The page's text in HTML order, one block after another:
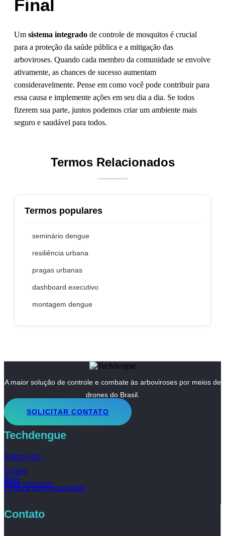
Final
Um sistema integrado de controle de mosquitos é crucial
para a proteção da saúde pública e a mitigação das
arboviroses. Quando cada membro da comunidade se envolve
ativamente, as chances de sucesso aumentam
consideravelmente. Pense em como você pode contribuir para
essa causa e implemente ações em seu dia a dia. Se todos
fizerem sua parte, juntos podemos criar um ambiente mais
seguro e saudável para todos.
Termos Relacionados
Termos populares
seminário dengue
resiliência urbana
pragas urbanas
dashboard executivo
montagem dengue
A maior solução de controle e combate às arboviroses por meios de
drones do Brasil.
SOLICITAR CONTATO
Techdengue
Sobre nós
Cases
Blog
Fale conosco
Política de privacidade
Contato